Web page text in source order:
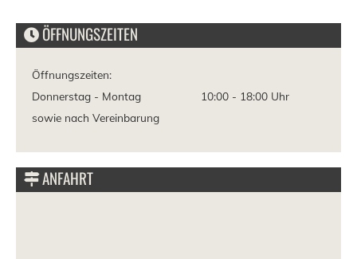
ÖFFNUNGSZEITEN
Öffnungszeiten:
Donnerstag - Montag
10:00 - 18:00 Uhr
sowie nach Vereinbarung
ANFAHRT